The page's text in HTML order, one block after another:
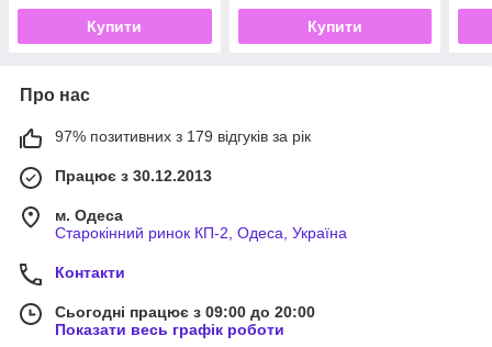
Купити Купити
Про нас
97% позитивних з 179 відгуків за рік
Працює з 30.12.2013
м. Одеса
Старокінний ринок КП-2, Одеса, Україна
Контакти
Сьогодні працює з 09:00 до 20:00
Показати весь графік роботи